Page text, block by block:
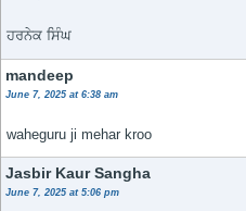
ਹਰਨੇਕ ਸਿੰਘ
mandeep
June 7, 2025 at 6:38 am
waheguru ji mehar kroo
Jasbir Kaur Sangha
June 7, 2025 at 5:06 pm